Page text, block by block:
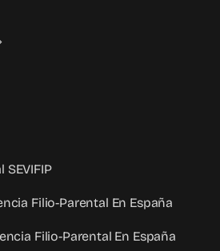
SEVIFIP
Filio-Parental En España
Filio-Parental En España